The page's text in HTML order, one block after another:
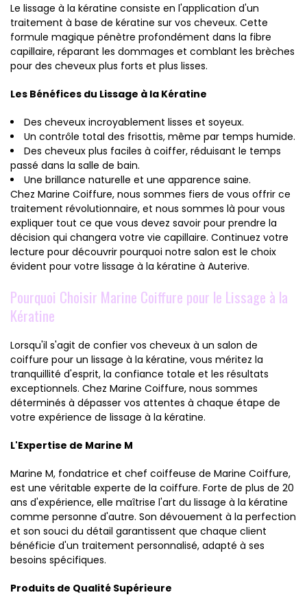
Le lissage à la kératine consiste en l'application d'un
traitement à base de kératine sur vos cheveux. Cette
formule magique pénètre profondément dans la fibre
capillaire, réparant les dommages et comblant les brèches
pour des cheveux plus forts et plus lisses.
Les Bénéfices du Lissage à la Kératine
Des cheveux incroyablement lisses et soyeux.
Un contrôle total des frisottis, même par temps humide.
Des cheveux plus faciles à coiffer, réduisant le temps
passé dans la salle de bain.
Une brillance naturelle et une apparence saine.
Chez Marine Coiffure, nous sommes fiers de vous offrir ce
traitement révolutionnaire, et nous sommes là pour vous
expliquer tout ce que vous devez savoir pour prendre la
décision qui changera votre vie capillaire. Continuez votre
lecture pour découvrir pourquoi notre salon est le choix
évident pour votre lissage à la kératine à Auterive.
Pourquoi Choisir Marine Coiffure pour le Lissage à la
Kératine
Lorsqu'il s'agit de confier vos cheveux à un salon de
coiffure pour un lissage à la kératine, vous méritez la
tranquillité d'esprit, la confiance totale et les résultats
exceptionnels. Chez Marine Coiffure, nous sommes
déterminés à dépasser vos attentes à chaque étape de
votre expérience de lissage à la kératine.
L'Expertise de Marine M
Marine M, fondatrice et chef coiffeuse de Marine Coiffure,
est une véritable experte de la coiffure. Forte de plus de 20
ans d'expérience, elle maîtrise l'art du lissage à la kératine
comme personne d'autre. Son dévouement à la perfection
et son souci du détail garantissent que chaque client
bénéficie d'un traitement personnalisé, adapté à ses
besoins spécifiques.
Produits de Qualité Supérieure